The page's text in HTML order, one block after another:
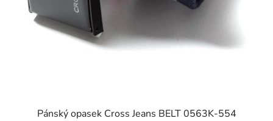
Pánský opasek Cross Jeans BELT 0563K-554